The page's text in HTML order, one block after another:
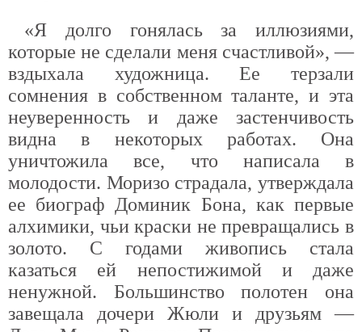
«Я долго гонялась за иллюзиями,
которые не сделали меня счастливой», —
вздыхала художница. Ее терзали
сомнения в собственном таланте, и эта
неуверенность и даже застенчивость
видна в некоторых работах. Она
уничтожила все, что написала в
молодости. Моризо страдала, утверждала
ее биограф Доминик Бона, как первые
алхимики, чьи краски не превращались в
золото. С годами живопись стала
казаться ей непостижимой и даже
ненужной. Большинство полотен она
завещала дочери Жюли и друзьям —